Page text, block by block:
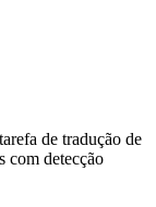
de tradução de
com detecção